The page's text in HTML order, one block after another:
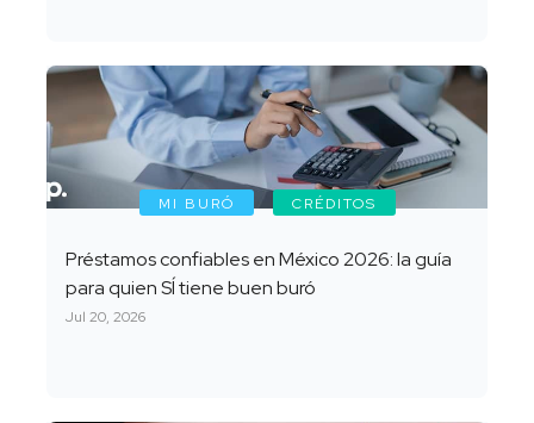
MI BURÓ CRÉDITOS
Préstamos confiables en México 2026: la guía
para quien SÍ tiene buen buró
Jul 20, 2026